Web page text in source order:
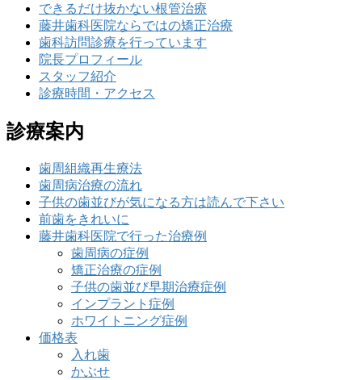
できるだけ抜かない根管治療
藤井歯科医院ならではの矯正治療
歯科訪問診療を行っています
院長プロフィール
スタッフ紹介
診療時間・アクセス
診療案内
歯周組織再生療法
歯周病治療の流れ
子供の歯並びが気になる方は読んで下さい
前歯をきれいに
藤井歯科医院で行った治療例
歯周病の症例
矯正治療の症例
子供の歯並び早期治療症例
インプラント症例
ホワイトニング症例
価格表
入れ歯
かぶせ